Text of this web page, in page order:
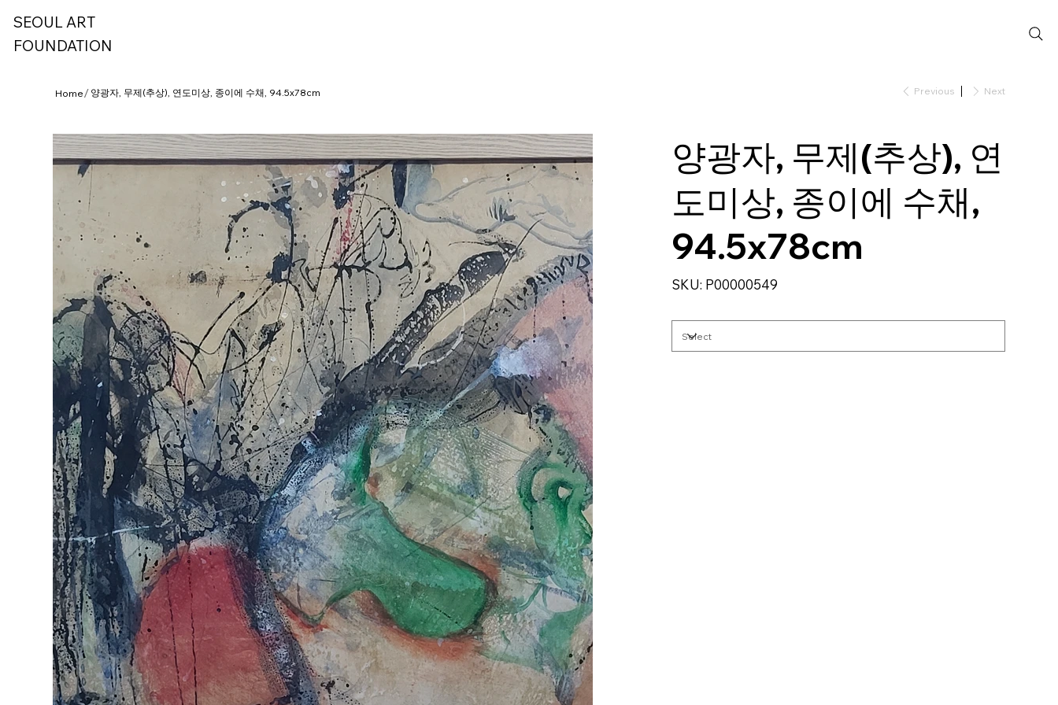
SEOUL ART
FOUNDATION
Home/ 양광자, 무제(추상), 연도미상, 종이에 수채, 94.5x78cm Previous Next
양광자, 무제(추상), 연
도미상, 종이에 수채,
94.5x78cm
SKU: SKU
P00000549
P00000549